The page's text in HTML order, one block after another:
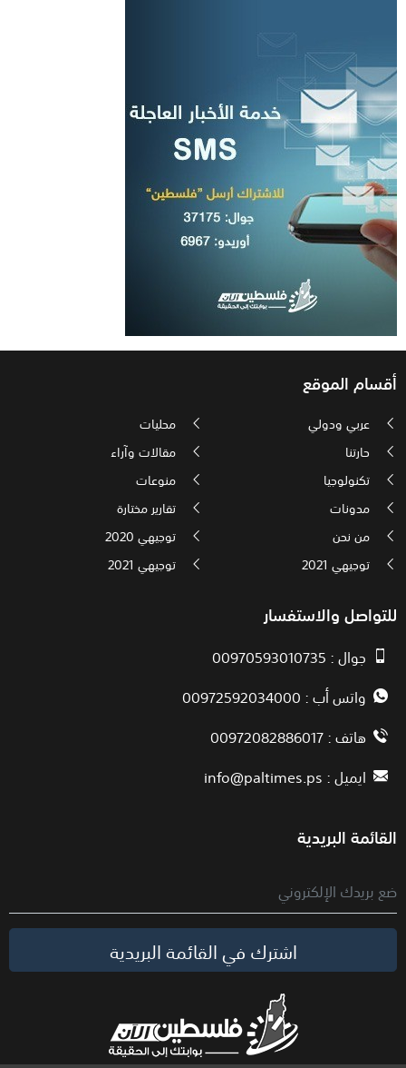
أقسام الموقع
عربي ودولي
محليات
حارتنا
مقالات وآراء
تكنولوجيا
منوعات
مدونات
تقارير مختارة
من نحن
توجيهي 2020
توجيهي 2021
توجيهي 2021
للتواصل والاستفسار
جوال : 00970593010735
واتس أب : 00972592034000
هاتف : 00972082886017
ايميل :info@paltimes.ps
القائمة البريدية
اشترك في القائمة البريدية